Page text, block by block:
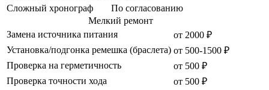
Сложный хронограф
По согласованию
Мелкий ремонт
Замена источника питания
от 2000 ₽
Установка/подгонка ремешка (браслета) от 500-1500 ₽
Проверка на герметичность
от 500 ₽
Проверка точности хода
от 500 ₽